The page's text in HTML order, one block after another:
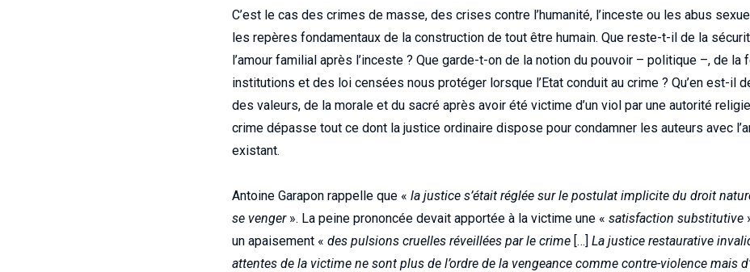
C’est le cas des crimes de masse, des crises contre l’humanité, l’inceste ou les abus
les repères fondamentaux de la construction de tout être humain. Que reste-t-il de la
l’amour familial après l’inceste ? Que garde-t-on de la notion du pouvoir – politique –, de la
institutions et des loi censées nous protéger lorsque l’Etat conduit au crime ? Qu’en est-il
des valeurs, de la morale et du sacré après avoir été victime d’un viol par une autorité
crime dépasse tout ce dont la justice ordinaire dispose pour condamner les auteurs avec
existant.
Antoine Garapon rappelle que « la justice s’était réglée sur le postulat implicite du droit
se venger». La peine prononcée devait apportée à la victime une « satisfaction substitutive
un apaisement « des pulsions cruelles réveillées par le crime […] La justice restaurative
attentes de la victime ne sont plus de l’ordre de la vengeance comme contre-violence mais